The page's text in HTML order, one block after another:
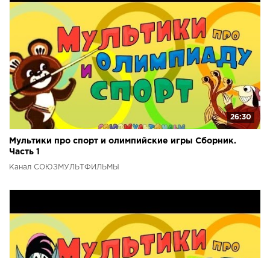
26:30
Мультики про спорт и олимпийские игры Сборник.
Часть 1
Канал СОЮЗМУЛЬТФИЛЬМЫ